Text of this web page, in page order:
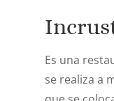
Es una
se realiza a